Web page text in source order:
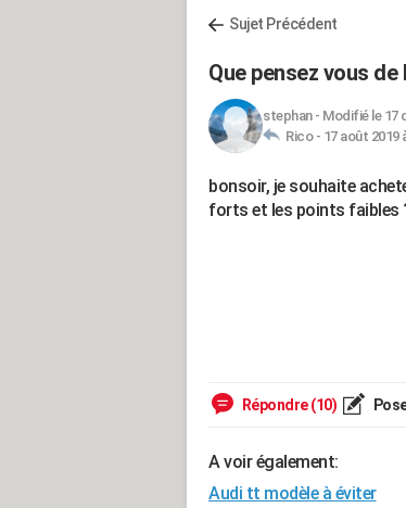
Sujet Précédent
Que pensez vous
stephan- Modifié le 17
Rico - 17 août 2019
bonsoir, je souhaite
forts et les points faibles
Répondre (10)
A voir également:
Audi tt modèle à éviter